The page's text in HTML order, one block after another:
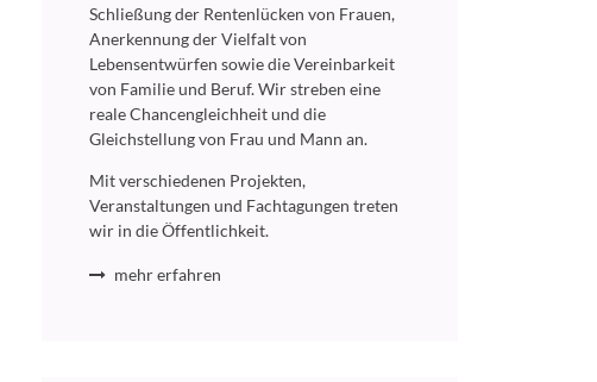
Schließung der Rentenlücken von Frauen,
Anerkennung der Vielfalt von
Lebensentwürfen sowie die Vereinbarkeit
von Familie und Beruf. Wir streben eine
reale Chancengleichheit und die
Gleichstellung von Frau und Mann an.
Mit verschiedenen Projekten,
Veranstaltungen und Fachtagungen treten
wir in die Öffentlichkeit.
mehr erfahren